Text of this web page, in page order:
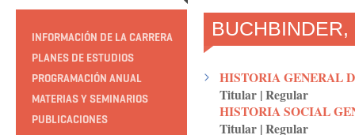
INFORMACIÓN DE LA CARRERA
PLANES DE ESTUDIOS
PROGRAMACIÓN ANUAL
MATERIAS Y SEMINARIOS
PUBLICACIONES
BUCHBINDER,
HISTORIA GENERAL
Titular |Regular
HISTORIA SOCIAL
Titular |Regular